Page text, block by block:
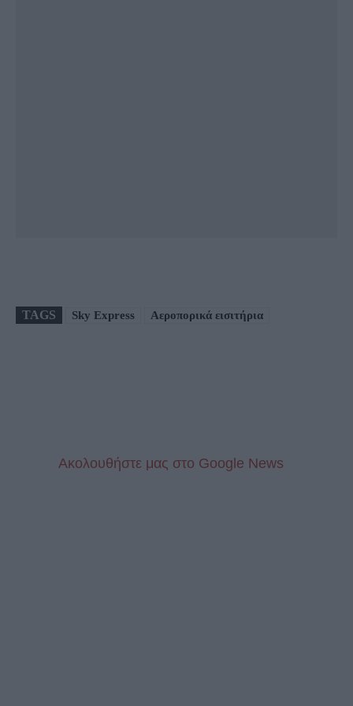
TAGS Sky Express Αεροπορικά εισιτήρια
Aκολουθήστε μας στo Google News